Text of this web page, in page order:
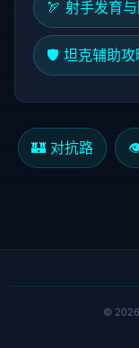
🏹 射手发育
🛡️ 坦克辅助攻
🏰 对抗路
© 2026